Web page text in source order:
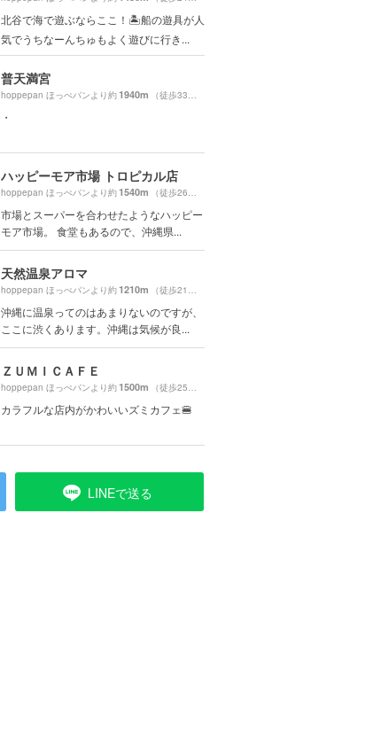
北谷で海で遊ぶならここ！🏝船の遊具が人
気でうちなーんちゅもよく遊びに行き...
普天満宮
hoppepan ほっぺパンより約1940m （徒歩33分）
・
ハッピーモア市場 トロピカル店
hoppepan ほっぺパンより約1540m （徒歩26分）
市場とスーパーを合わせたようなハッピー
モア市場。 食堂もあるので、沖縄県...
天然温泉アロマ
hoppepan ほっぺパンより約1210m （徒歩21分）
沖縄に温泉ってのはあまりないのですが、
ここに渋くあります。沖縄は気候が良...
ＺＵＭＩＣＡＦＥ
hoppepan ほっぺパンより約1500m （徒歩25分）
カラフルな店内がかわいいズミカフェ🍔
LINEで送る